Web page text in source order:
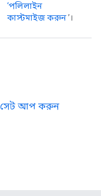
‘পলিলাইন
কাস্টমাইজ করুন’।
সেট আপ করুন